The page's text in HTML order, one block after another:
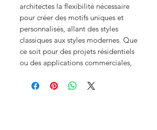
architectes la flexibilité nécessaire
pour créer des motifs uniques et
personnalisés, allant des styles
classiques aux styles modernes. Que
ce soit pour des projets résidentiels
ou des applications commerciales,